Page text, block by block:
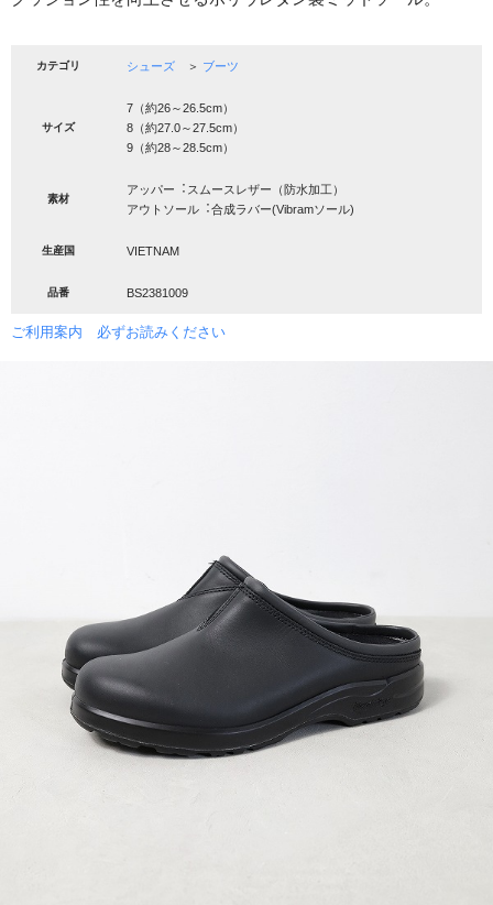
カテゴリ シューズ ＞ ブーツ
サイズ
7（約26～26.5cm）
8（約27.0～27.5cm）
9（約28～28.5cm）
素材
アッパー︓スムースレザー（防水加工）
アウトソール︓合成ラバー(Vibramソール)
生産国 VIETNAM
品番 BS2381009
ご利用案内 必ずお読みください